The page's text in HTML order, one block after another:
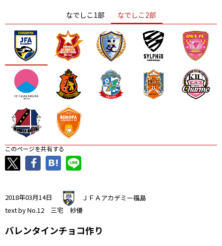
ニッパツ 名古屋 静岡 愛媛Ｌ
なでしこ1部 なでしこ2部
このページを共有する
2018年03月14日
ＪＦＡアカデミー福島
text by No.12 三宅 紗優
バレンタインチョコ作り